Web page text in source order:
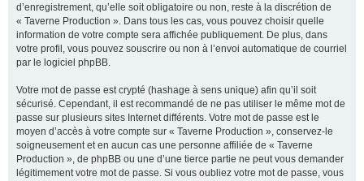
d’enregistrement, qu’elle soit obligatoire ou non, reste à la discrétion de
« Taverne Production ». Dans tous les cas, vous pouvez choisir quelle
information de votre compte sera affichée publiquement. De plus, dans
votre profil, vous pouvez souscrire ou non à l’envoi automatique de courriel
par le logiciel phpBB.
Votre mot de passe est crypté (hashage à sens unique) afin qu’il soit
sécurisé. Cependant, il est recommandé de ne pas utiliser le même mot de
passe sur plusieurs sites Internet différents. Votre mot de passe est le
moyen d’accès à votre compte sur « Taverne Production », conservez-le
soigneusement et en aucun cas une personne affiliée de « Taverne
Production », de phpBB ou une d’une tierce partie ne peut vous demander
légitimement votre mot de passe. Si vous oubliez votre mot de passe, vous